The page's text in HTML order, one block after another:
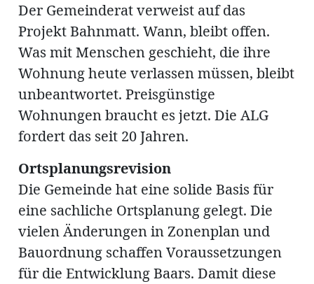
Der Gemeinderat verweist auf das
Projekt Bahnmatt. Wann, bleibt offen.
Was mit Menschen geschieht, die ihre
Wohnung heute verlassen müssen, bleibt
unbeantwortet. Preisgünstige
Wohnungen braucht es jetzt. Die ALG
fordert das seit 20 Jahren.
Ortsplanungsrevision
Die Gemeinde hat eine solide Basis für
eine sachliche Ortsplanung gelegt. Die
vielen Änderungen in Zonenplan und
Bauordnung schaffen Voraussetzungen
für die Entwicklung Baars. Damit diese